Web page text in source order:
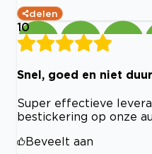
delen
10
Snel, goed en niet
Super effectieve
bestickering op onze
Beveelt aan